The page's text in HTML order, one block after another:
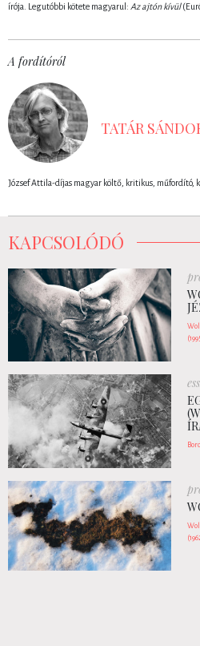
írója. Legutóbbi kötete magyarul: Az ajtón kívül
A fordítóról
TATÁR
József Attila-díjas magyar költő, kritikus, műfordító,
KAPCSOLÓDÓ